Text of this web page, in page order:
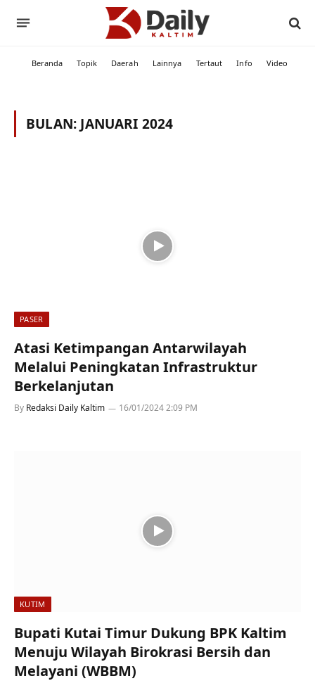
Beranda Topik Daerah Lainnya Tertaut Info Video
BULAN: JANUARI 2024
PASER
Atasi Ketimpangan Antarwilayah
Melalui Peningkatan Infrastruktur
Berkelanjutan
By Redaksi Daily Kaltim 16/01/2024 2:09 PM
KUTIM
Bupati Kutai Timur Dukung BPK Kaltim
Menuju Wilayah Birokrasi Bersih dan
Melayani (WBBM)